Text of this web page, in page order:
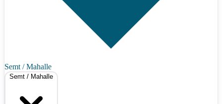
Semt / Mahalle
Semt / Mahalle